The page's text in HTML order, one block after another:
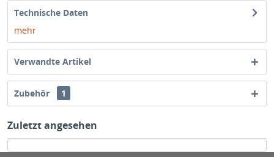
Technische Daten
mehr
Verwandte Artikel
Zubehör 1
Zuletzt angesehen